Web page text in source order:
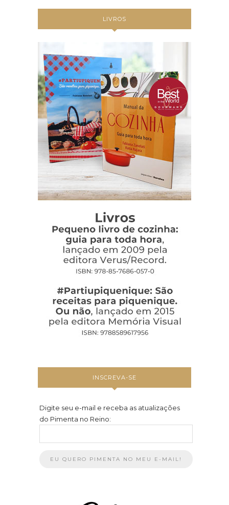
LIVROS
INSCREVA-SE
Digite seu e-mail e receba as atualizações
do Pimenta no Reino: